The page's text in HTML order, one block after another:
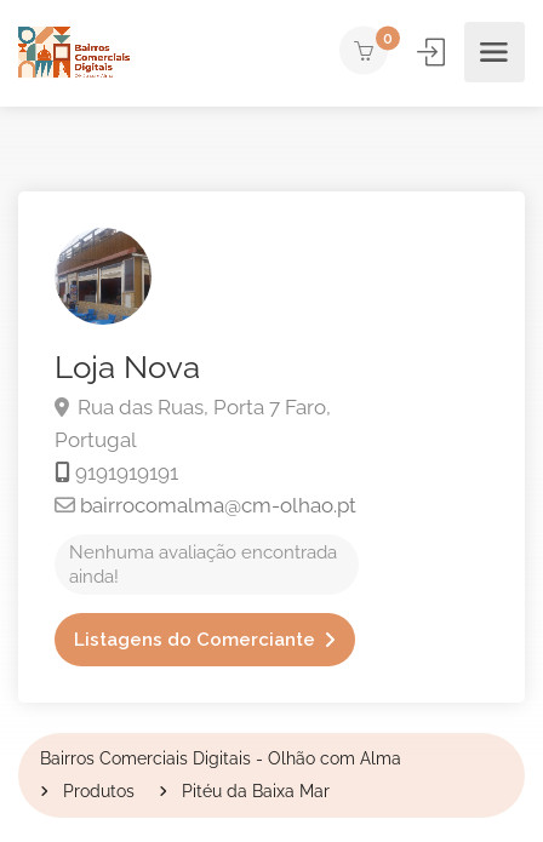
0
Loja Nova
Rua das Ruas, Porta 7 Faro,
Portugal
9191919191
bairrocomalma@cm-olhao.pt
Nenhuma avaliação encontrada
ainda!
Listagens do Comerciante
Bairros Comerciais Digitais - Olhão com Alma
Produtos
Pitéu da Baixa Mar